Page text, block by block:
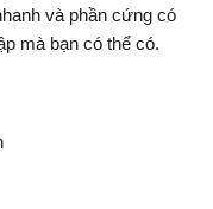
và phần cứng có
mà bạn có thể có.